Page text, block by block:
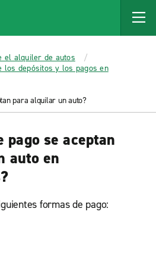
el alquiler de autos
los depósitos y los pagos en
para alquilar un auto?
pago se aceptan
auto en
formas de pago: